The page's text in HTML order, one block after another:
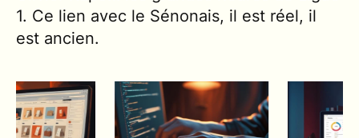
1. Ce lien avec le Sénonais, il est réel, il
est ancien.